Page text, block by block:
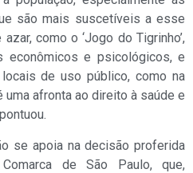
são mais suscetíveis a esse
como o ‘Jogo do Tigrinho’,
econômicos e psicológicos, e
de uso público, como na
afronta ao direito à saúde e
se apoia na decisão proferida
de São Paulo, que,